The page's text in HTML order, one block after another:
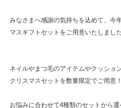
みなさまへ感謝の気持ちを込めて、今
マスギフトセットをご用意いたしまし
ネイルやまつ毛のアイテムやクッショ
クリスマスセットを数量限定でご用意
お悩みに合わせて4種類のセットから選